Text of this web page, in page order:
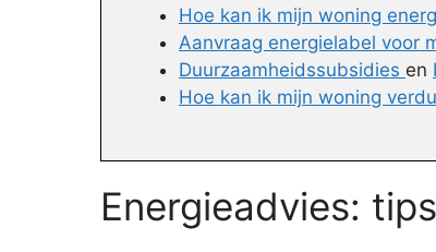
Hoe kan ik mijn woning
Aanvraag energielabel voor
Duurzaamheidssubsidies en
Hoe kan ik mijn woning
Energieadvies: